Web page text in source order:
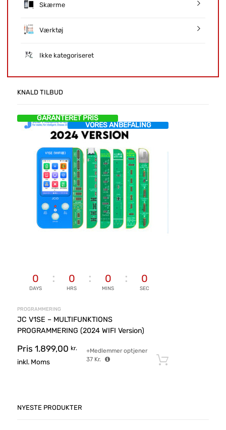
Skærme
Værktøj
Ikke kategoriseret
KNALD TILBUD
GARANTERET PRIS
VORES ANBEFALING
0
DAYS
0
HRS
0
MINS
0
SEC
PROGRAMMERING
JC V1SE – MULTIFUNKTIONS
PROGRAMMERING (2024 WIFI Version)
Pris 1.899,00 kr.
inkl. Moms
+Medlemmer optjener
37 Kr.
NYESTE PRODUKTER